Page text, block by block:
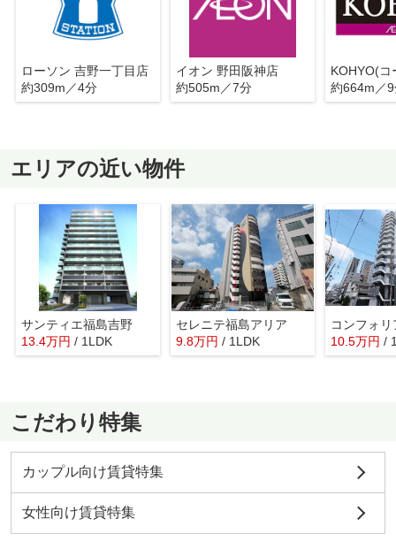
ローソン 吉野一丁目店
約309m／4分
イオン 野田阪神店
約505m／7分
約664m／
エリアの近い物件
サンティエ福島吉野
13.4万円 / 1LDK
セレニテ福島アリア
9.8万円 / 1LDK 10.5万円 /
こだわり特集
カップル向け賃貸特集
女性向け賃貸特集